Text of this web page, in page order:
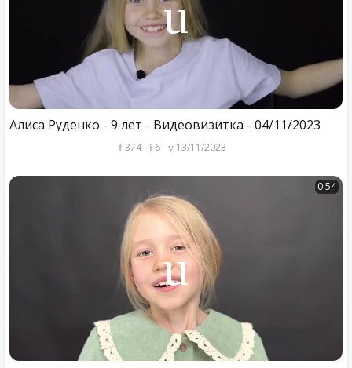
Алиса Руденко - 9 лет - Видеовизитка - 04/11/2023
374 6 13/11/2023
0:54